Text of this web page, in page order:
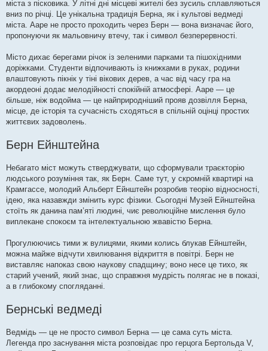
міста з пісковика. У літні дні місцеві жителі без зусиль сплавляються
вниз по річці. Це унікальна традиція Берна, як і культові ведмеді
міста. Ааре не просто проходить через Берн — вона визначає його,
пропонуючи як мальовничу втечу, так і символ безперервності.
Місто дихає берегами річок із зеленими парками та пішохідними
доріжками. Студенти відпочивають із книжками в руках, родини
влаштовують пікнік у тіні вікових дерев, а час від часу гра на
акордеоні додає мелодійності спокійній атмосфері. Ааре — це
більше, ніж водойма — це найприродніший прояв дозвілля Берна,
місце, де історія та сучасність сходяться в спільній оцінці простих
життєвих задоволень.
Берн Ейнштейна
Небагато міст можуть стверджувати, що сформували траєкторію
людського розуміння так, як Берн. Саме тут, у скромній квартирі на
Крамгассе, молодий Альберт Ейнштейн розробив теорію відносності,
ідею, яка назавжди змінить курс фізики. Сьогодні Музей Ейнштейна
стоїть як данина пам’яті людині, чиє революційне мислення було
виплекане спокоєм та інтелектуальною жвавістю Берна.
Прогулюючись тими ж вулицями, якими колись блукав Ейнштейн,
можна майже відчути хвилювання відкриття в повітрі. Берн не
виставляє напоказ свою наукову спадщину; воно несе це тихо, як
старий учений, який знає, що справжня мудрість полягає не в показі,
а в глибокому спогляданні.
Бернські ведмеді
Ведмідь — це не просто символ Берна — це сама суть міста.
Легенда про заснування міста розповідає про герцога Бертольда V,